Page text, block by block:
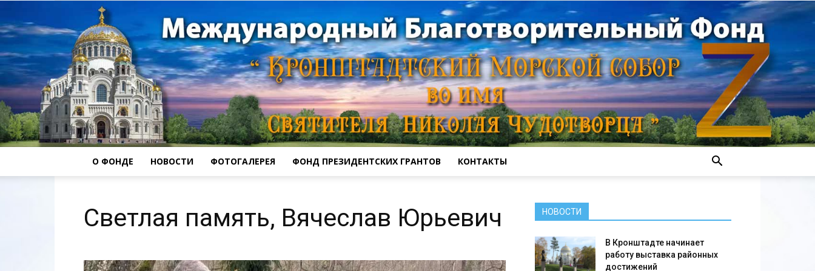
Морской
О ФОНДЕ НОВОСТИ ФОТОГАЛЕРЕЯ ФОНД ПРЕЗИДЕНТСКИХ ГРАНТОВ КОНТАКТЫ
Светлая память, Вячеслав Юрьевич НОВОСТИ
В Кронштадте начинает
работу выставка районных
достижений